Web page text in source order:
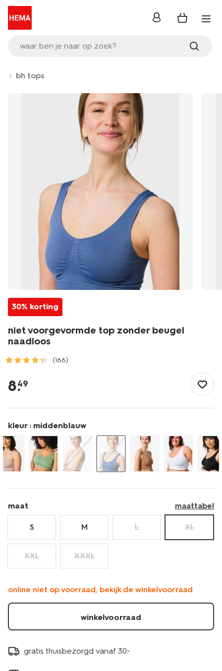
waar ben je naar op zoek?
inloggen
bh tops
30% korting
niet voorgevormde top zonder beugel
naadloos
(166)
top/niet-
voorgevormde-
zonder-
beugel-
naadloos-
21811864.html
8.
49
kleur : middenblauw
maat maattabel
S M L XL
XXL XXXL
online niet op voorraad, bekijk de winkelvoorraad
winkelvoorraad
gratis thuisbezorgd vanaf 30.-